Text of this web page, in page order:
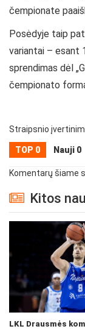
čempionate
Posėdyje taip
variantai – esant
sprendimas dėl
čempionato
Straipsnio
TOP 0 Nauji 0
Komentarų šiame
Kitos
LKL Drausmės